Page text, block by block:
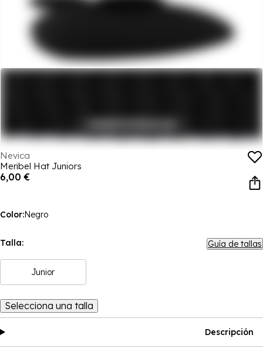
Nevica
Meribel Hat Juniors
6,00 €
Color:Negro
Talla: Guía de tallas
Junior
Selecciona una talla
Descripción